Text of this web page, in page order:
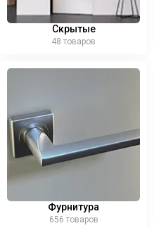
Скрытые
48 товаров
Фурнитура
656 товаров